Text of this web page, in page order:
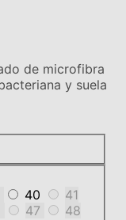
de microfibra
y suela
40
41
47 48